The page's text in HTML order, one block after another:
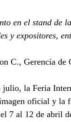
en el stand de
y expositores,
C., Gerencia
julio, la Feria
oficial y la
7 al 12 de abril